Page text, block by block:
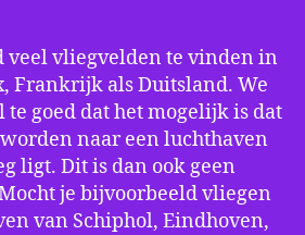
veel vliegvelden te vinden in
Frankrijk als Duitsland. We
goed dat het mogelijk is dat
naar een luchthaven
ligt. Dit is dan ook geen
je bijvoorbeeld vliegen
van Schiphol, Eindhoven,